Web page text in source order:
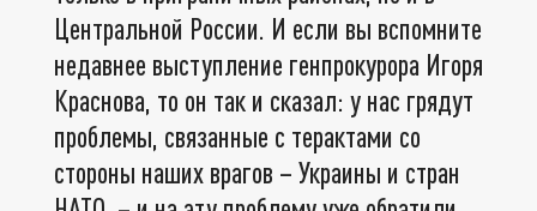
Центральной России. И если вы вспомните
недавнее выступление генпрокурора Игоря
Краснова, то он так и сказал: у нас грядут
проблемы, связанные с терактами со
стороны наших врагов – Украины и стран